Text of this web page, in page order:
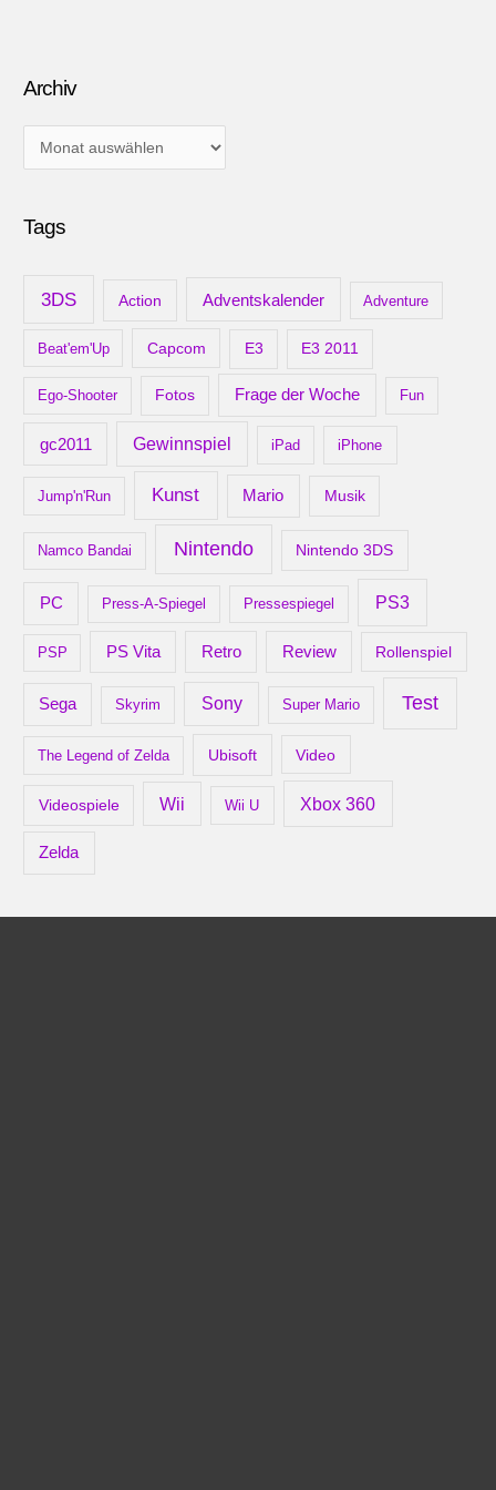
Archiv
r
Tags
3DS Action Adventskalender Adventure
Beat'em'Up Capcom E3 E3 2011
Ego-Shooter Fotos Frage der Woche Fun
gc2011 Gewinnspiel iPad iPhone
Jump'n'Run Kunst Mario Musik
Namco Bandai Nintendo Nintendo 3DS
PC Press-A-Spiegel Pressespiegel PS3
PSP PS Vita Retro Review Rollenspiel
Sega Skyrim Sony Super Mario Test
The Legend of Zelda Ubisoft Video
Videospiele Wii Wii U Xbox 360
Zelda